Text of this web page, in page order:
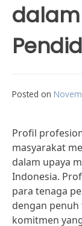
Posted on
Profil
masyarakat
dalam upaya
Indonesia.
para tenaga
dengan
komitmen